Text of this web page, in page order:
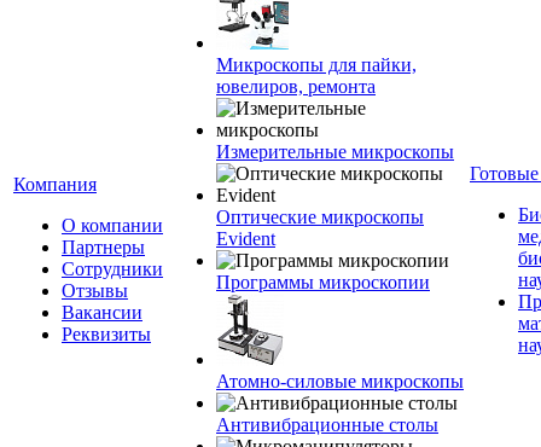
Компания
О компании
Партнеры
Сотрудники
Отзывы
Вакансии
Реквизиты
Микроскопы для пайки,
ювелиров, ремонта
Измерительные микроскопы
Оптические микроскопы
Evident
Программы микроскопии
Атомно-силовые микроскопы
Антивибрационные столы